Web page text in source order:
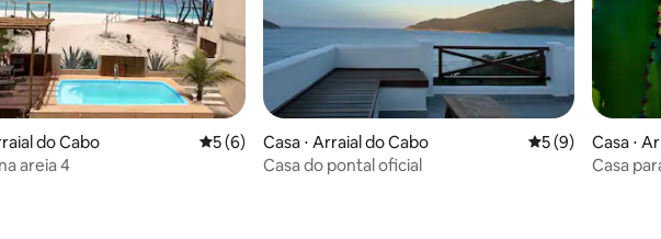
do Cabo 5 de uma avaliação média de 5, 6 avaliações
5 (6)
areia 4
Casa ⋅ Arraial do Cabo 5 de uma
5 (9)
Casa do pontal oficial
Casa ⋅
Casa